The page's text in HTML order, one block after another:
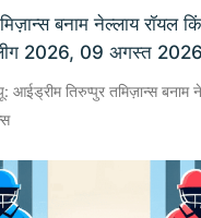
बनाम नेल्लाय रॉयल
लीग 2026, 09 अगस्त
तिरुप्पुर तमिज़ान्स बनाम